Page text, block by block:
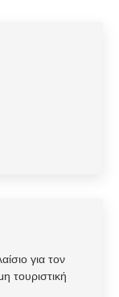
για τον
τουριστική